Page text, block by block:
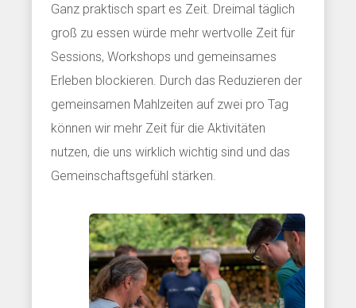
Ganz praktisch spart es Zeit. Dreimal täglich
groß zu essen würde mehr wertvolle Zeit für
Sessions, Workshops und gemeinsames
Erleben blockieren. Durch das Reduzieren der
gemeinsamen Mahlzeiten auf zwei pro Tag
können wir mehr Zeit für die Aktivitäten
nutzen, die uns wirklich wichtig sind und das
Gemeinschaftsgefühl stärken.